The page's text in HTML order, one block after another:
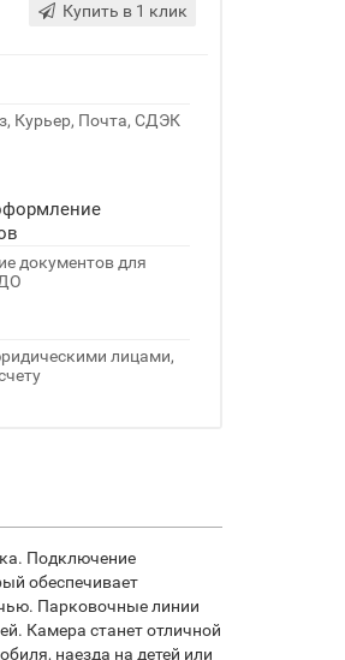
Купить в 1 клик
Курьер, Почта, СДЭК
документов для
лицами,
Подключение
обеспечивает
Парковочные линии
Камера станет отличной
наезда на детей или